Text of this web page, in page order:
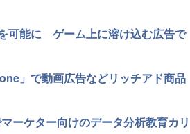
可能に ゲーム上に溶け込む広告で
」で動画広告などリッチアド商品
ーケター向けのデータ分析教育カリ